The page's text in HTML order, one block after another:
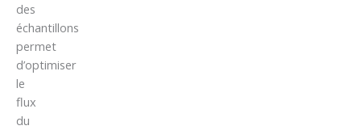
des
échantillons
permet
d’optimiser
le
flux
du